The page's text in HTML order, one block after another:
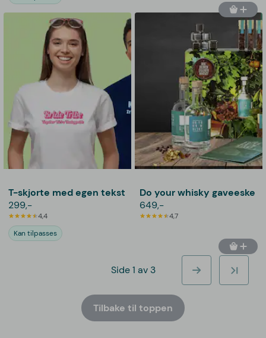
T-skjorte med egen tekst
299,-
4,4
Kan tilpasses
Do your whisky gaveeske
649,-
4,7
Side 1 av 3
Tilbake til toppen